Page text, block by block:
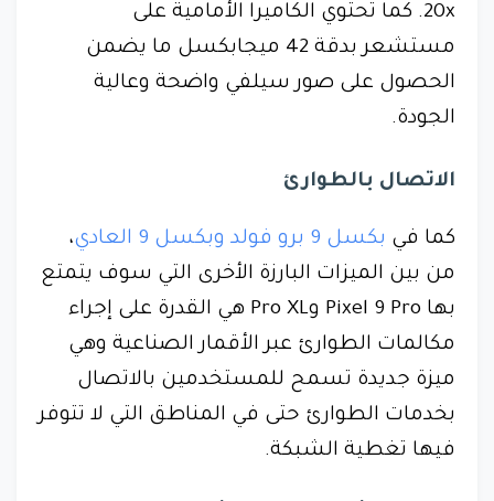
20x. كما تحتوي الكاميرا الأمامية على
مستشعر بدقة 42 ميجابكسل ما يضمن
الحصول على صور سيلفي واضحة وعالية
الجودة.
الاتصال بالطوارئ
كما في بكسل 9 برو فولد وبكسل 9 العادي
،
من بين الميزات البارزة الأخرى التي سوف يتمتع
بها Pixel 9 Pro وPro XL هي القدرة على إجراء
مكالمات الطوارئ عبر الأقمار الصناعية وهي
ميزة جديدة تسمح للمستخدمين بالاتصال
بخدمات الطوارئ حتى في المناطق التي لا تتوفر
فيها تغطية الشبكة.